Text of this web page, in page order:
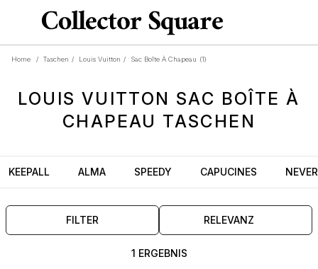
Home / Taschen / Louis Vuitton / Sac Boîte À Chapeau (1)
LOUIS VUITTON SAC BOÎTE À
CHAPEAU TASCHEN
KEEPALL ALMA SPEEDY CAPUCINES
FILTER RELEVANZ
1 ERGEBNIS